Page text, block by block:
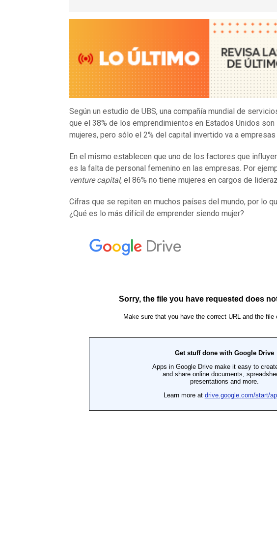
Según un estudio de UBS, una compañía mundial de
que el 38% de los emprendimientos en Estados Unidos
mujeres, pero sólo el 2% del capital invertido va a
En el mismo establecen que uno de los factores que
es la falta de personal femenino en las empresas. Por
venture capital, el 86% no tiene mujeres en cargos de
Cifras que se repiten en muchos países del mundo, por lo
¿Qué es lo más difícil de emprender siendo mujer?